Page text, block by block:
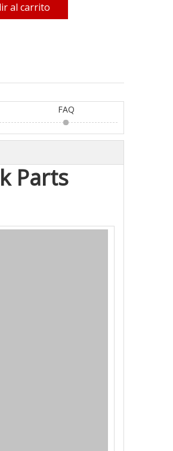
al carrito
FAQ
Parts